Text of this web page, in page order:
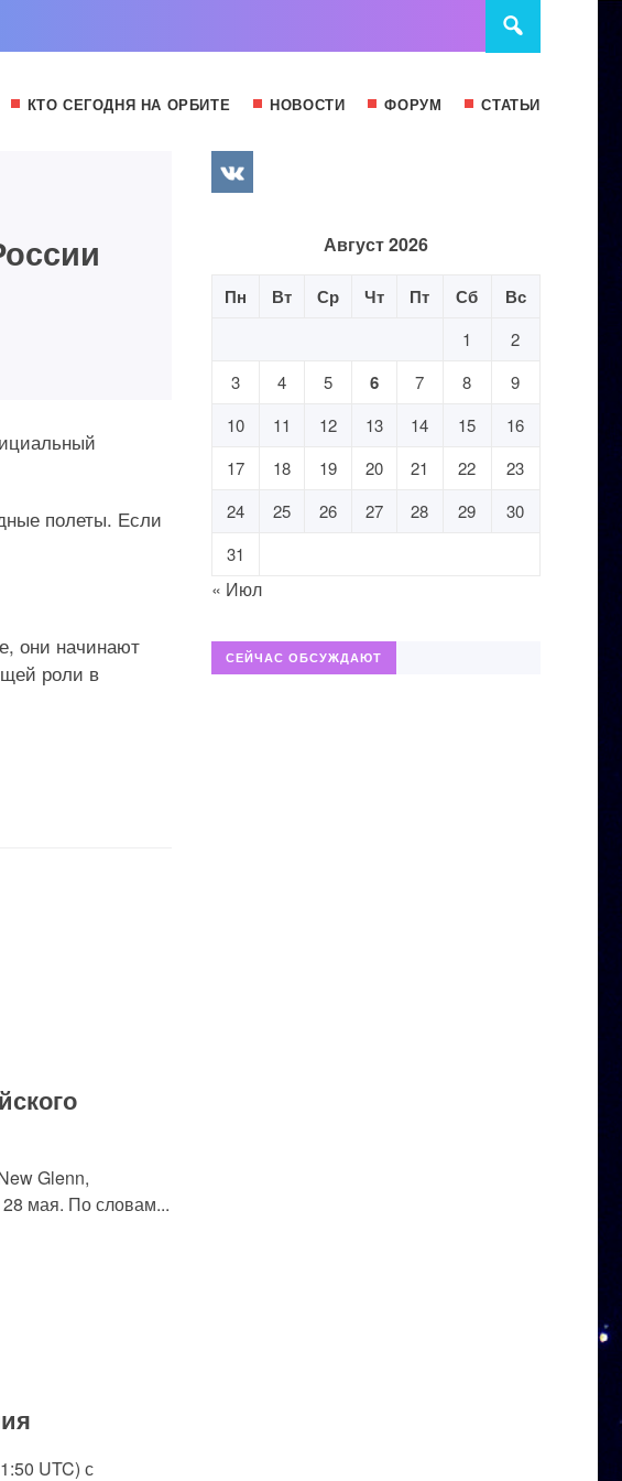
КТО СЕГОДНЯ НА ОРБИТЕ НОВОСТИ ФОРУМ СТАТЬИ
полеты. Если
они начинают
роли в
Glenn,
мая. По словам...
UTC) с
Август 2026
Пн Вт Ср Чт Пт Сб Вс
1
2
3
4 5 6 7 8
9
10
11 12 13 14 15
16
17
18 19 20 21 22
23
24
25 26 27 28 29
30
31
« Июл
СЕЙЧАС ОБСУЖДАЮТ